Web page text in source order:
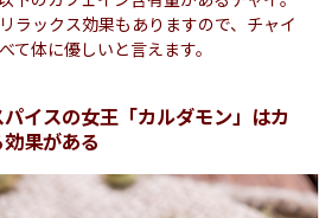
ラックス効果もありますので、チャイ
て体に優しいと言えます。
イスの女王「カルダモン」はカ
果がある